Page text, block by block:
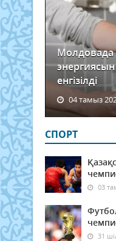
Молдовада
енгізілді
04 тамыз
СПОРТ
03
31